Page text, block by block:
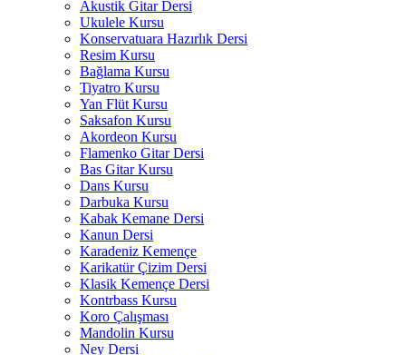
Akustik Gitar Dersi
Ukulele Kursu
Konservatuara Hazırlık Dersi
Resim Kursu
Bağlama Kursu
Tiyatro Kursu
Yan Flüt Kursu
Saksafon Kursu
Akordeon Kursu
Flamenko Gitar Dersi
Bas Gitar Kursu
Dans Kursu
Darbuka Kursu
Kabak Kemane Dersi
Kanun Dersi
Karadeniz Kemençe
Karikatür Çizim Dersi
Klasik Kemençe Dersi
Kontrbass Kursu
Koro Çalışması
Mandolin Kursu
Ney Dersi